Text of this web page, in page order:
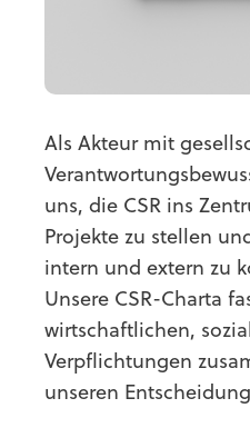
Als Akteur mit
uns, die CSR ins
Projekte zu stellen
intern und extern zu
Unsere CSR-Charta
wirtschaftlichen,
Verpflichtungen
unseren